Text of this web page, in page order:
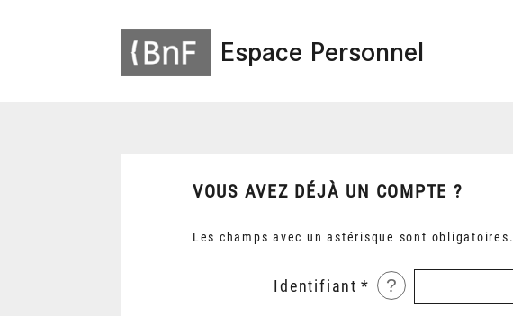
Espace Personnel
VOUS AVEZ DÉJÀ UN COMPTE ?
Les champs avec un astérisque sont obligatoires.
Identifiant ?